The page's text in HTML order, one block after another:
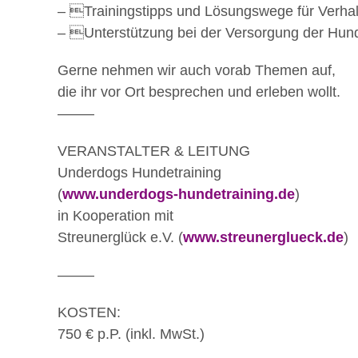
– Trainingstipps und Lösungswege für
– Unterstützung bei der Versorgung der
Gerne nehmen wir auch vorab Themen auf,
die ihr vor Ort besprechen und erleben wollt.
——–
VERANSTALTER & LEITUNG
Underdogs Hundetraining
(www.underdogs-hundetraining.de)
in Kooperation mit
Streunerglück e.V. (www.streunerglueck.de)
——–
KOSTEN:
750 € p.P. (inkl. MwSt.)